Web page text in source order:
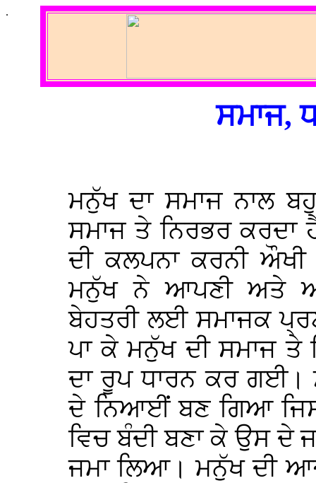
.
ਸਮਾਜ,
ਮਨੁੱਖ ਦਾ ਸਮਾਜ ਨਾਲ
ਸਮਾਜ ਤੇ ਨਿਰਭਰ ਕਰਦਾ
ਦੀ ਕਲਪਨਾ ਕਰਨੀ
ਮਨੁੱਖ ਨੇ ਆਪਣੀ ਅਤੇ
ਬੇਹਤਰੀ ਲਈ ਸਮਾਜਕ
ਪਾ ਕੇ ਮਨੁੱਖ ਦੀ ਸਮਾਜ ਤੇ
ਦਾ ਰੂਪ ਧਾਰਨ ਕਰ
ਦੇ ਨਿਆਈਂ ਬਣ ਗਿਆ
ਵਿਚ ਬੰਦੀ ਬਣਾ ਕੇ ਉਸ ਦੇ
ਜਮਾ ਲਿਆ। ਮਨੁੱਖ ਦੀ